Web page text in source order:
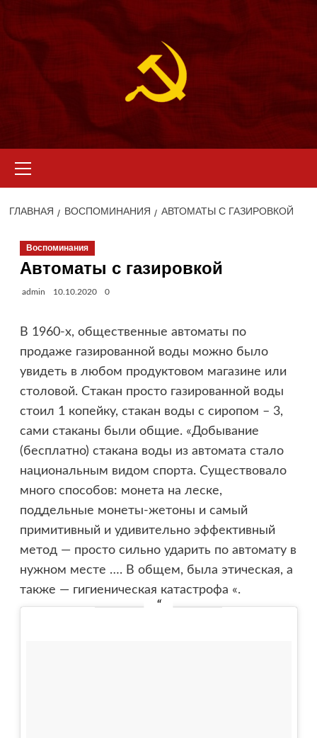
содержимому
меню
ГЛАВНАЯ ВОСПОМИНАНИЯ АВТОМАТЫ С ГАЗИРОВКОЙ
Воспоминания
Автоматы с газировкой
admin 10.10.2020 0
В 1960-х, общественные автоматы по
продаже газированной воды можно было
увидеть в любом продуктовом магазине или
столовой. Стакан просто газированной воды
стоил 1 копейку, стакан воды с сиропом – 3,
сами стаканы были общие. «Добывание
(бесплатно) стакана воды из автомата стало
национальным видом спорта. Существовало
много способов: монета на леске,
поддельные монеты-жетоны и самый
примитивный и удивительно эффективный
метод — просто сильно ударить по автомату в
нужном месте …. В общем, была этическая, а
также — гигиеническая катастрофа «.